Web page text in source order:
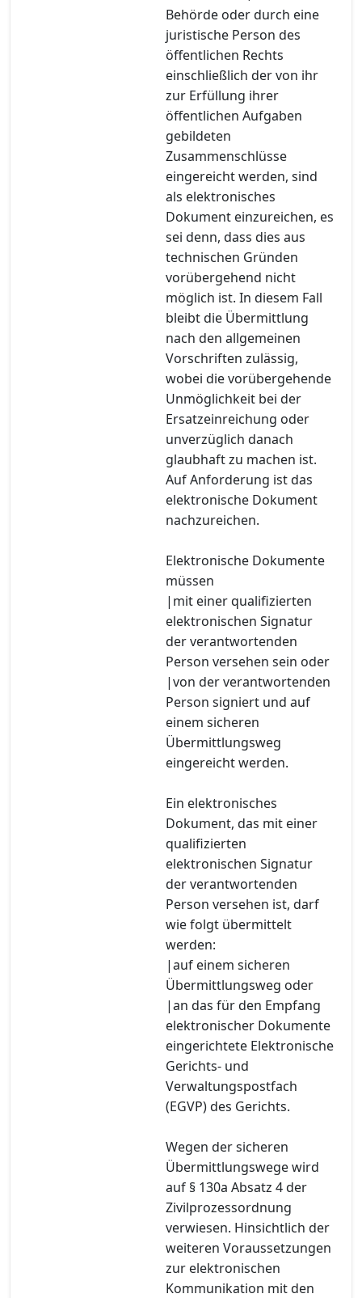
Behörde oder durch eine
juristische Person des
öffentlichen Rechts
einschließlich der von ihr
zur Erfüllung ihrer
öffentlichen Aufgaben
gebildeten
Zusammenschlüsse
eingereicht werden, sind
als elektronisches
Dokument einzureichen, es
sei denn, dass dies aus
technischen Gründen
vorübergehend nicht
möglich ist. In diesem Fall
bleibt die Übermittlung
nach den allgemeinen
Vorschriften zulässig,
wobei die vorübergehende
Unmöglichkeit bei der
Ersatzeinreichung oder
unverzüglich danach
glaubhaft zu machen ist.
Auf Anforderung ist das
elektronische Dokument
nachzureichen.
Elektronische Dokumente
müssen
|mit einer qualifizierten
elektronischen Signatur
der verantwortenden
Person versehen sein oder
|von der verantwortenden
Person signiert und auf
einem sicheren
Übermittlungsweg
eingereicht werden.
Ein elektronisches
Dokument, das mit einer
qualifizierten
elektronischen Signatur
der verantwortenden
Person versehen ist, darf
wie folgt übermittelt
werden:
|auf einem sicheren
Übermittlungsweg oder
|an das für den Empfang
elektronischer Dokumente
eingerichtete Elektronische
Gerichts- und
Verwaltungspostfach
(EGVP) des Gerichts.
Wegen der sicheren
Übermittlungswege wird
auf § 130a Absatz 4 der
Zivilprozessordnung
verwiesen. Hinsichtlich der
weiteren Voraussetzungen
zur elektronischen
Kommunikation mit den